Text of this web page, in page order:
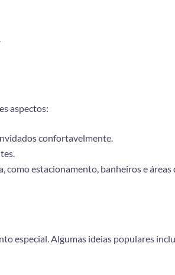
aspectos:
confortavelmente.
estacionamento, banheiros e áreas
especial. Algumas ideias populares